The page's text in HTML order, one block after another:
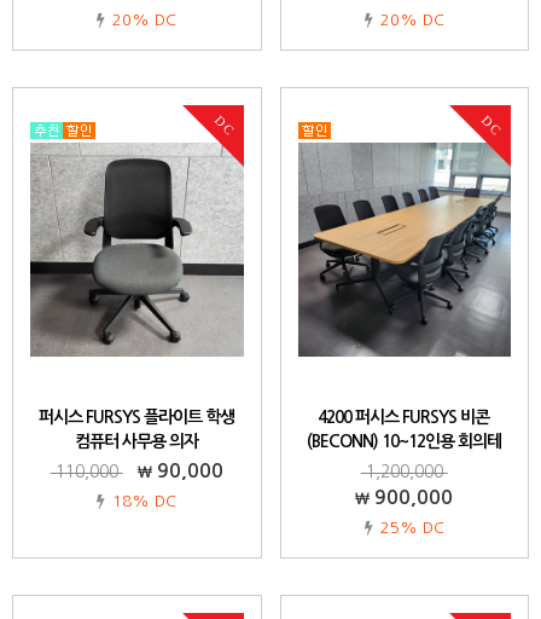
20% DC 20% DC
DC
퍼시스 FURSYS 플라이트 학생
컴퓨터 사무용 의자
[CH4800W]-371
110,000 90,000
18% DC
DC
4200 퍼시스 FURSYS 비콘
(BECONN) 10~12인용 회의테
이블 덕트형-RCNBK
1,200,000
900,000
25% DC